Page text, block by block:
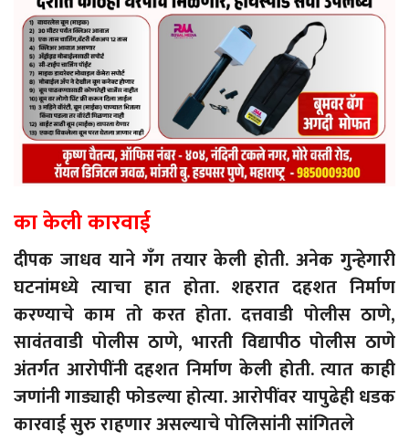
का केली कारवाई
दीपक जाधव याने गँग तयार केली होती. अनेक गुन्हेगारी
घटनांमध्ये त्याचा हात होता. शहरात दहशत निर्माण
करण्याचे काम तो करत होता. दत्तवाडी पोलीस ठाणे,
सावंतवाडी पोलीस ठाणे, भारती विद्यापीठ पोलीस ठाणे
अंतर्गत आरोपींनी दहशत निर्माण केली होती. त्यात काही
जणांनी गाड्याही फोडल्या होत्या. आरोपींवर यापुढेही धडक
कारवाई सुरु राहणार असल्याचे पोलिसांनी सांगितले